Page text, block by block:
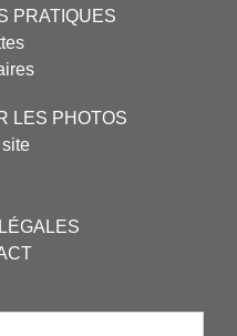
PRATIQUES
LES PHOTOS